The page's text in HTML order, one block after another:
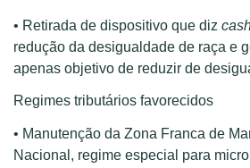
• Retirada de dispositivo que diz
redução da desigualdade de raça e
apenas objetivo de reduzir de
Regimes tributários favorecidos
• Manutenção da Zona Franca de
Nacional, regime especial para